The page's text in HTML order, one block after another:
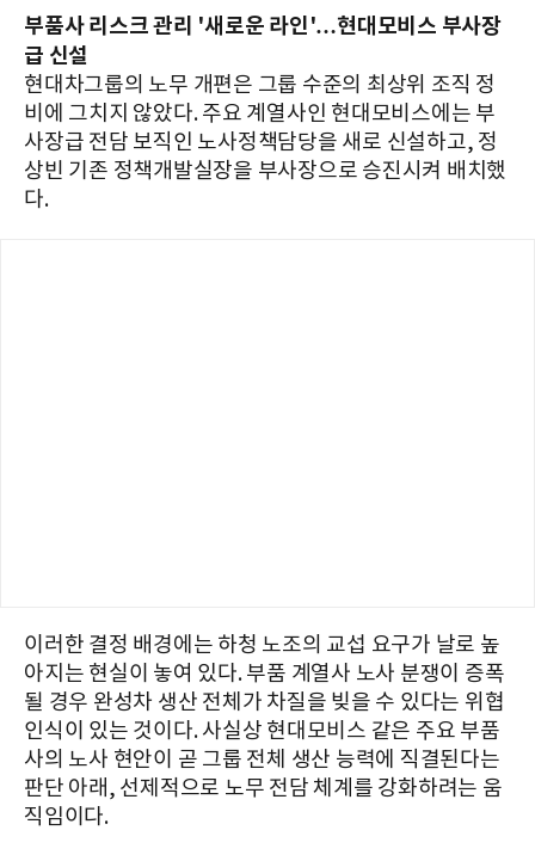
부품사 리스크 관리 '새로운 라인'…현대모비스 부사장
급 신설
현대차그룹의 노무 개편은 그룹 수준의 최상위 조직 정
비에 그치지 않았다. 주요 계열사인 현대모비스에는 부
사장급 전담 보직인 노사정책담당을 새로 신설하고, 정
상빈 기존 정책개발실장을 부사장으로 승진시켜 배치했
다.
이러한 결정 배경에는 하청 노조의 교섭 요구가 날로 높
아지는 현실이 놓여 있다. 부품 계열사 노사 분쟁이 증폭
될 경우 완성차 생산 전체가 차질을 빚을 수 있다는 위협
인식이 있는 것이다. 사실상 현대모비스 같은 주요 부품
사의 노사 현안이 곧 그룹 전체 생산 능력에 직결된다는
판단 아래, 선제적으로 노무 전담 체계를 강화하려는 움
직임이다.